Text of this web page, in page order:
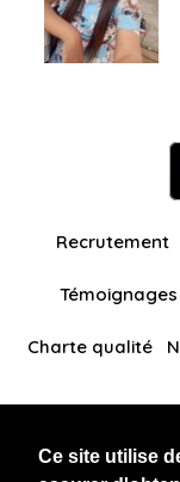
Ce site utilise
Recrutement
Témoignages
Charte qualité